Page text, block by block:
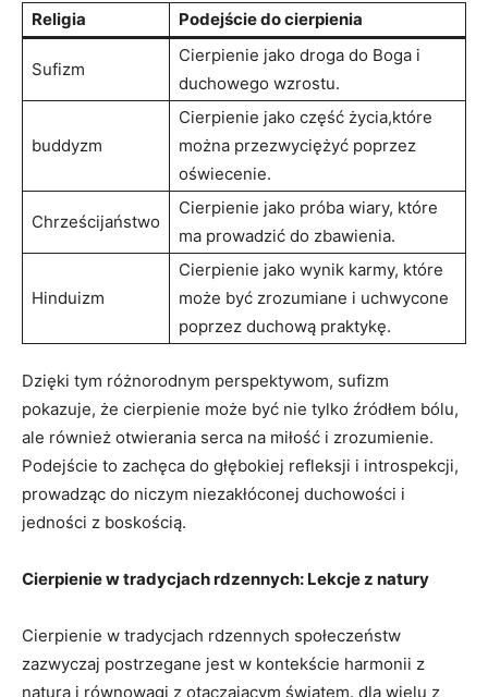
Religia Podejście do cierpienia
Sufizm
Cierpienie jako droga do Boga i
⁣duchowego wzrostu.
buddyzm
Cierpienie ‌jako część życia,które
można ⁢przezwyciężyć ⁤poprzez
oświecenie.
Chrześcijaństwo
Cierpienie jako ⁣próba wiary, które
ma prowadzić ​do zbawienia.
Hinduizm
Cierpienie jako wynik karmy, które
⁣może być⁤ zrozumiane i uchwycone
poprzez duchową ​praktykę.
Dzięki ⁣tym⁣ różnorodnym​ perspektywom, sufizm
pokazuje, że cierpienie może​ być nie ⁤tylko źródłem bólu,
ale ⁢również otwierania serca na ‍miłość i zrozumienie.
Podejście to zachęca ‌do ​głębokiej refleksji i introspekcji,
⁤prowadząc do⁢ niczym niezakłóconej duchowości i
jedności z‍ boskością.
Cierpienie w tradycjach rdzennych: Lekcje z natury
Cierpienie w tradycjach⁢ rdzennych ​społeczeństw
zazwyczaj ​postrzegane jest w kontekście harmonii z
naturą⁢ i równowagi z otaczającym światem. dla wielu z